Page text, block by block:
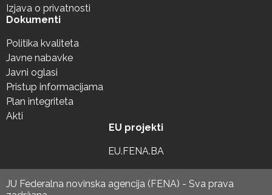
Izjava o privatnosti
Dokumenti
Politika kvaliteta
Javne nabavke
Javni oglasi
Pristup informacijama
Plan integriteta
Akti
EU projekti
EU.FENA.BA
JU Federalna novinska agencija (FENA) - Sva prava